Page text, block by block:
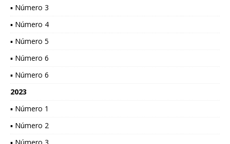
▪ Número 3
▪ Número 4
▪ Número 5
▪ Número 6
▪ Número 6
2023
▪ Número 1
▪ Número 2